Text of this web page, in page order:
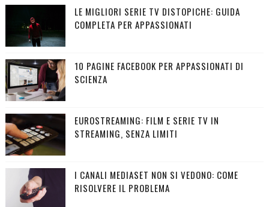
LE MIGLIORI SERIE TV DISTOPICHE: GUIDA
COMPLETA PER APPASSIONATI
10 PAGINE FACEBOOK PER APPASSIONATI DI
SCIENZA
EUROSTREAMING: FILM E SERIE TV IN
STREAMING, SENZA LIMITI
I CANALI MEDIASET NON SI VEDONO: COME
RISOLVERE IL PROBLEMA